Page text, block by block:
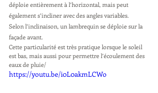
déploie entièrement à l’horizontal, mais peut
également s’incliner avec des angles variables.
Selon l’inclinaison, un lambrequin se déploie sur la
façade avant.
Cette particularité est très pratique lorsque le soleil
est bas, mais aussi pour permettre l’écoulement des
eaux de pluie/
https://youtu.be/i0L0akmLCWo